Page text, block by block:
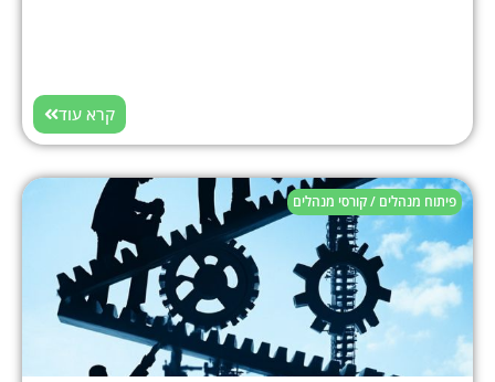
קרא עוד
פיתוח מנהלים / קורסי מנהלים